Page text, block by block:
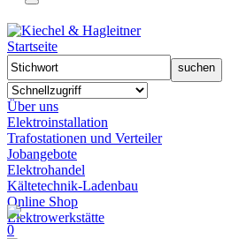
Startseite
Über uns
Elektroinstallation
Trafostationen und Verteiler
Jobangebote
Elektrohandel
Kältetechnik-Ladenbau
Online Shop
Elektrowerkstätte
0